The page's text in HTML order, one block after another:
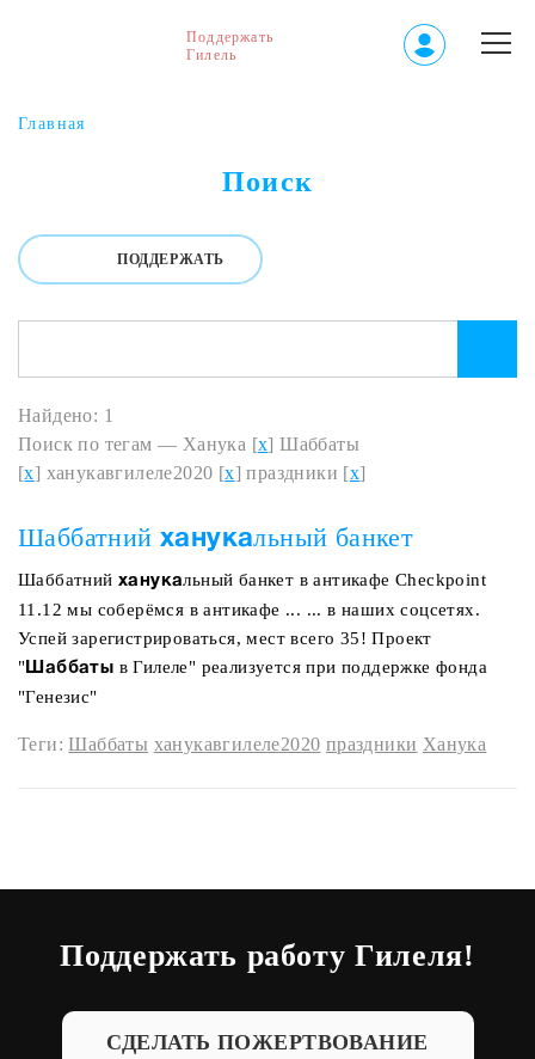
Поддержать
Гилель
Главная
Поиск
ПОДДЕРЖАТЬ
Найдено: 1
Поиск по тегам — Ханука [x] Шаббаты
[x] ханукавгилеле2020 [x] праздники [x]
Шаббатний ханукальный банкет
Шаббатний ханукальный банкет в антикафе Checkpoint
11.12 мы соберёмся в антикафе ... ... в наших соцсетях.
Успей зарегистрироваться, мест всего 35! Проект
" Шаббаты в Гилеле" реализуется при поддержке фонда
"Генезис"
Теги:Шаббаты ханукавгилеле2020 праздники Ханука
Поддержать работу Гилеля!
СДЕЛАТЬ ПОЖЕРТВОВАНИЕ